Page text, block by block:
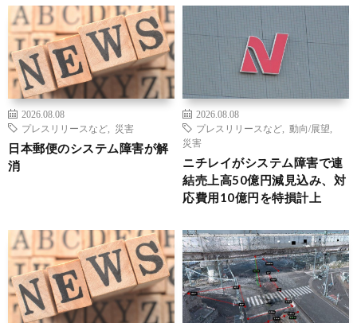
2026.08.08
プレスリリースなど
災害
日本郵便のシステム障害が解
消
2026.08.08
プレスリリースなど
動向/展望
災害
ニチレイがシステム障害で連
結売上高50億円減見込み、対
応費用10億円を特損計上